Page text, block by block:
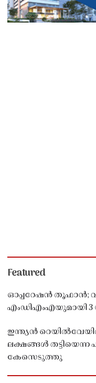
Featured
ഓപ്പറേഷൻ തൂഫാൻ;
എംഡിഎംഎയുമായി 3
ഇന്ത്യൻ
ലക്ഷങ്ങൾ തട്ടിയെന്ന
കേസെടുത്തു